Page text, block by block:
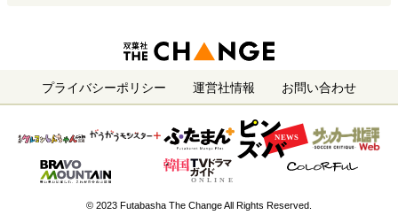
プライバシーポリシー 運営社情報 お問い合わせ
© 2023 Futabasha The Change All Rights Reserved.